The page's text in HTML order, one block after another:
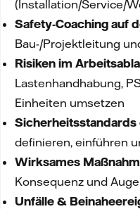
(Installation/Service/
Safety‑Coaching auf
Bau-/Projektleitung
Risiken im
Lastenhandhabung,
Einheiten umsetzen
Sicherheitsstandards
definieren, einführen
Wirksames
Konsequenz und
Unfälle &